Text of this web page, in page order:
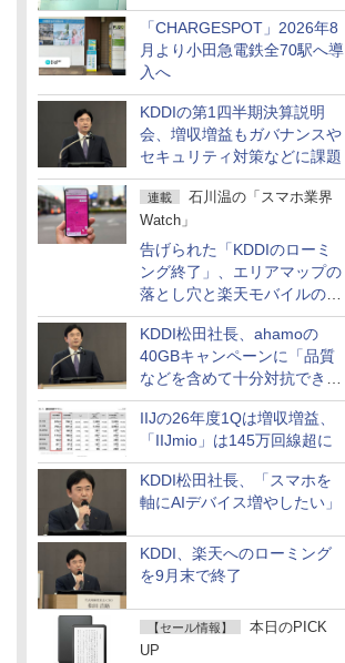
「CHARGESPOT」2026年8
月より小田急電鉄全70駅へ導
入へ
KDDIの第1四半期決算説明
会、増収増益もガバナンスや
セキュリティ対策などに課題
連載
石川温の「スマホ業界
Watch」
告げられた「KDDIのローミ
ング終了」、エリアマップの
落とし穴と楽天モバイルの課
題
KDDI松田社長、ahamoの
40GBキャンペーンに「品質
などを含めて十分対抗でき
る」
IIJの26年度1Qは増収増益、
「IIJmio」は145万回線超に
KDDI松田社長、「スマホを
軸にAIデバイス増やしたい」
KDDI、楽天へのローミング
を9月末で終了
【セール情報】
本日のPICK
UP